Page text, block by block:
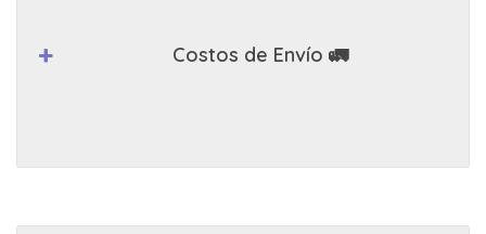
Costos de Envío 🚛